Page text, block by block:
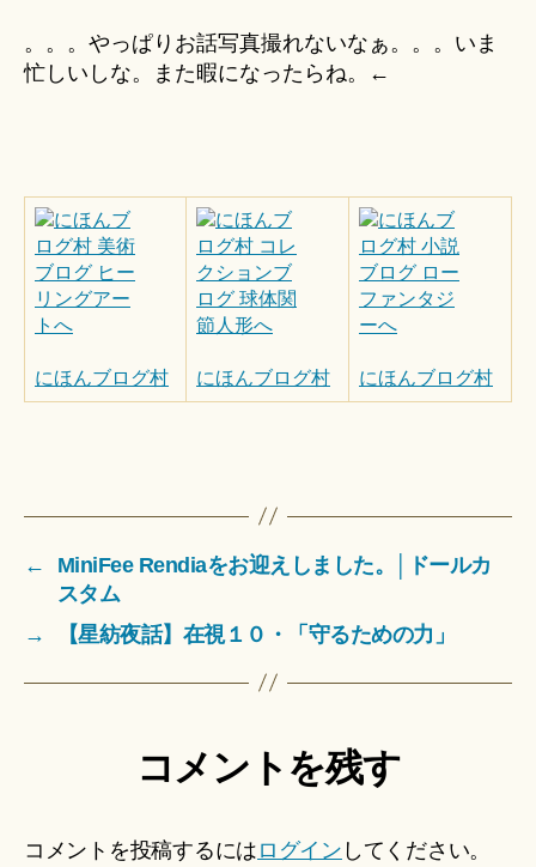
。。。やっぱりお話写真撮れないなぁ。。。いま
忙しいしな。また暇になったらね。←
にほんブログ村 にほんブログ村 にほんブログ村
←
MiniFee Rendiaをお迎えしました。│ドールカ
スタム
→
【星紡夜話】在視１０・「守るための力」
コメントを残す
コメントを投稿するには ログイン してください。